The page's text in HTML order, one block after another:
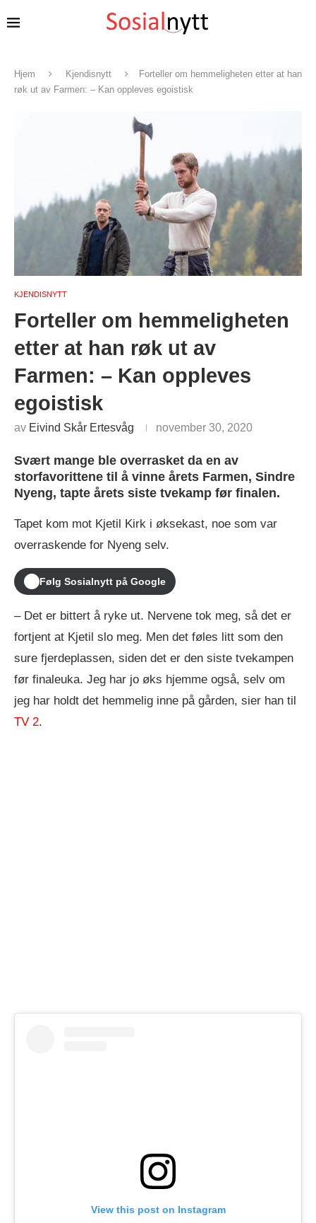
Hjem Kjendisnytt
Forteller om hemmeligheten etter at han
røk ut av Farmen: – Kan oppleves egoistisk
KJENDISNYTT
Forteller om hemmeligheten
etter at han røk ut av
Farmen: – Kan oppleves
egoistisk
av Eivind Skår Ertesvåg november 30, 2020
Svært mange ble overrasket da en av
storfavorittene til å vinne årets Farmen, Sindre
Nyeng, tapte årets siste tvekamp før finalen.
Tapet kom mot Kjetil Kirk i øksekast, noe som var
overraskende for Nyeng selv.
Følg Sosialnytt på Google
– Det er bittert å ryke ut. Nervene tok meg, så det er
fortjent at Kjetil slo meg. Men det føles litt som den
sure fjerdeplassen, siden det er den siste tvekampen
før finaleuka. Jeg har jo øks hjemme også, selv om
jeg har holdt det hemmelig inne på gården, sier han til
TV 2.
View this post on Instagram